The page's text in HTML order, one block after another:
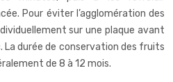
Pour éviter l’agglomération des
sur une plaque avant
La durée de conservation des fruits
de 8 à 12 mois.